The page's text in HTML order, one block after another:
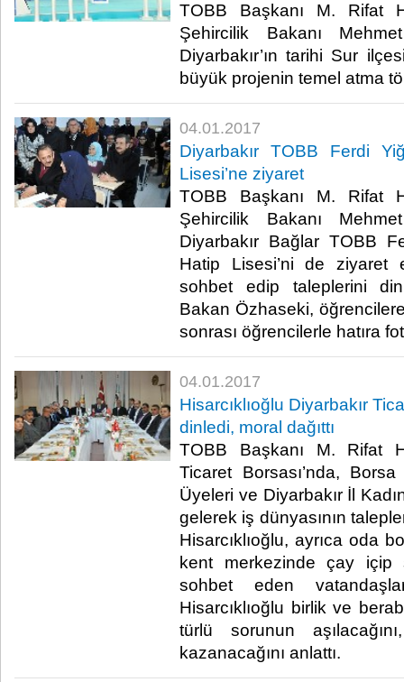
TOBB Başkanı M. Rifat
Şehircilik Bakanı
Diyarbakır’ın tarihi Sur
büyük projenin temel atma
04.01.2017
Diyarbakır TOBB Ferdi
Lisesi’ne ziyaret
TOBB Başkanı M. Rifat
Şehircilik Bakanı
Diyarbakır Bağlar TOBB
Hatip Lisesi’ni de ziyaret
sohbet edip taleplerini
Bakan Özhaseki,
sonrası öğrencilerle hatıra
04.01.2017
Hisarcıklıoğlu Diyarbakır
dinledi, moral dağıttı
TOBB Başkanı M. Rifat
Ticaret Borsası’nda,
Üyeleri ve Diyarbakır İl
gelerek iş dünyasının
Hisarcıklıoğlu, ayrıca oda
kent merkezinde çay içip
sohbet eden
Hisarcıklıoğlu birlik ve
türlü sorunun
kazanacağını anlattı.​